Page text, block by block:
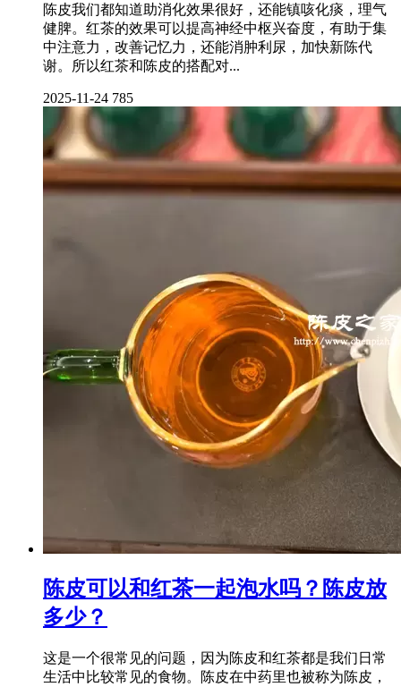
陈皮我们都知道助消化效果很好，还能镇咳化痰，理气
健脾。红茶的效果可以提高神经中枢兴奋度，有助于集
中注意力，改善记忆力，还能消肿利尿，加快新陈代
谢。所以红茶和陈皮的搭配对...
2025-11-24 785
陈皮可以和红茶一起泡水吗？陈皮放
多少？
这是一个很常见的问题，因为陈皮和红茶都是我们日常
生活中比较常见的食物。陈皮在中药里也被称为陈皮，